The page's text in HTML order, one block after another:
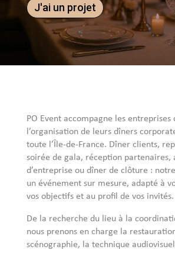
J'ai un projet
PO Event accompagne les entreprises
l’organisation de leurs dîners
toute l’Île-de-France. Dîner clients,
soirée de gala, réception partenaires,
d’entreprise ou dîner de clôture :
un événement sur mesure, adapté à
vos objectifs et au profil de vos invités.
De la recherche du lieu à la
nous prenons en charge la
scénographie, la technique